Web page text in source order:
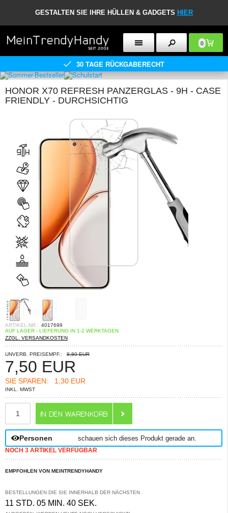
GESTALTEN SIE IHRE HÜLLEN & GADGETS HIER
0
30 TAGE RÜCKGABERECHT
HONOR X70 REFRESH PANZERGLAS - 9H - CASE
FRIENDLY - DURCHSICHTIG
ARTIKEL-NR.: 4017699
AUF LAGER - LIEFERUNG IN 1-2 WERKTAGEN
ZZGL. VERSANDKOSTEN
UNVERB. PREISEMPF.: 8,80 EUR
7,50 EUR
SIE SPAREN: 1,30 EUR
INKL. MWST
Personen schauen sich dieses Produkt gerade an.
NOCH 3 ARTIKEL VERFÜGBAR
EMPFOHLEN VON MEINTRENDYHANDY
BESTELLUNGEN DIE SIE INNERHALB DER NÄCHSTEN
11 STD. 05 MIN. 40 SEK.